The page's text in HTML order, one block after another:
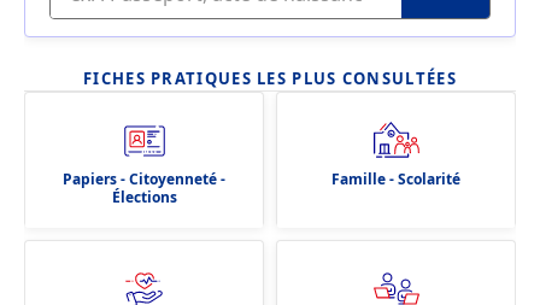
FICHES PRATIQUES LES PLUS CONSULTÉES
Papiers - Citoyenneté -
Élections
Famille - Scolarité